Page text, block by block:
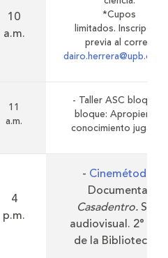
10
a.m.
*Cupos
limitados. Inscripción
previa al correo
11
a.m.
- Taller ASC bloque a
bloque: Apropiemos
conocimiento jugando
4
p.m.
- Cinemétodo:
Documental
Casadentro. Sala
audiovisual. 2° piso
de la Biblioteca.